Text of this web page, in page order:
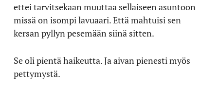
ettei tarvitsekaan muuttaa sellaiseen asuntoon
missä on isompi lavuaari. Että mahtuisi sen
kersan pyllyn pesemään siinä sitten.
Se oli pientä haikeutta. Ja aivan pienesti myös
pettymystä.